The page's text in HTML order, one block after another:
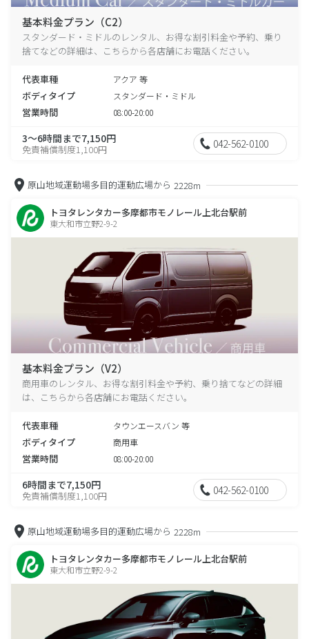
基本料金プラン（C2）
スタンダード・ミドルのレンタル、お得な割引料金や予約、乗り
捨てなどの詳細は、こちらから各店舗にお電話ください。
代表車種 アクア 等
ボディタイプ スタンダード・ミドル
営業時間 08:00-20:00
3～6時間まで7,150円
免責補償制度1,100円 042-562-0100
原山地域運動場多目的運動広場から 2228m
トヨタレンタカー多摩都市モノレール上北台駅前
東大和市立野2-9-2
基本料金プラン（V2）
商用車のレンタル、お得な割引料金や予約、乗り捨てなどの詳細
は、こちらから各店舗にお電話ください。
代表車種 タウンエースバン 等
ボディタイプ 商用車
営業時間 08:00-20:00
6時間まで7,150円
免責補償制度1,100円 042-562-0100
原山地域運動場多目的運動広場から 2228m
トヨタレンタカー多摩都市モノレール上北台駅前
東大和市立野2-9-2